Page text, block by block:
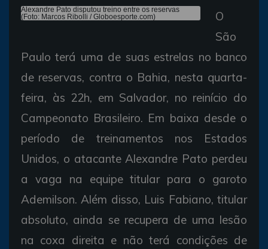
Alexandre Pato disputou treino entre os reservas
(Foto: Marcos Ribolli / Globoesporte.com)
O
São
Paulo terá uma de suas estrelas no banco
de reservas, contra o Bahia, nesta quarta-
feira, às 22h, em Salvador, no reinício do
Campeonato Brasileiro. Em baixa desde o
período de treinamentos nos Estados
Unidos, o atacante Alexandre Pato perdeu
a vaga na equipe titular para o garoto
Ademilson. Além disso, Luis Fabiano, titular
absoluto, ainda se recupera de uma lesão
na coxa direita e não terá condições de